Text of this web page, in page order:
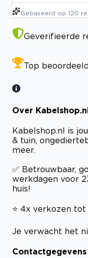
Gebaseerd op 120
Geverifieerde
Top beoordeeld
Over
Kabelshop.nl is
& tuin,
meer.
✅ Betrouwbaar,
werkdagen voor
huis!
⭐ 4x verkozen
Je verwacht het
Contactgegevens